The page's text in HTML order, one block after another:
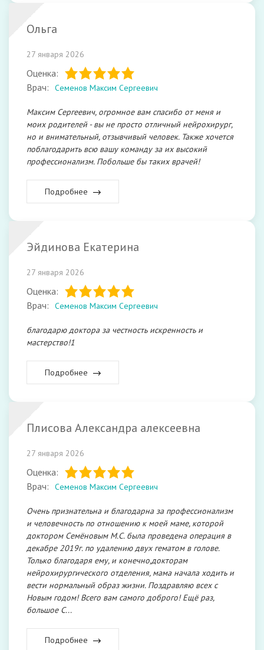
Ольга
27 января 2026
Оценка:
Врач:
Семенов Максим Сергеевич
Максим Сергеевич, огромное вам спасибо от меня и
моих родителей - вы не просто отличный нейрохирург,
но и внимательный, отзывчивый человек. Также хочется
поблагодарить всю вашу команду за их высокий
профессионализм. Побольше бы таких врачей!
Подробнее
Эйдинова Екатерина
27 января 2026
Оценка:
Врач:
Семенов Максим Сергеевич
благодарю доктора за честность искренность и
мастерство!1
Подробнее
Плисова Александра алексеевна
27 января 2026
Оценка:
Врач:
Семенов Максим Сергеевич
Очень признательна и благодарна за профессионализм
и человечность по отношению к моей маме, которой
доктором Семёновым М.С. была проведена операция в
декабре 2019г. по удалению двух гематом в голове.
Только благодаря ему, и конечно,докторам
нейрохирургического отделения, мама начала ходить и
вести нормальный образ жизни. Поздравляю всех с
Новым годом! Всего вам самого доброго! Ещё раз,
большое С...
Подробнее